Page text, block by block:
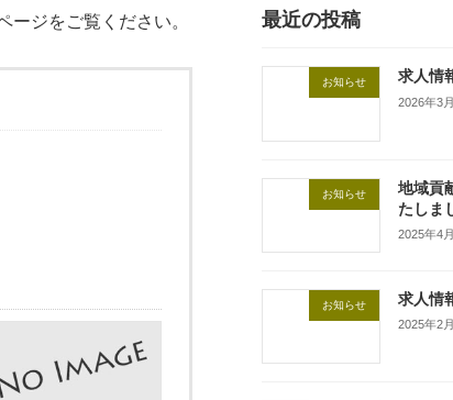
ジをご覧ください。 最近の投稿
お知らせ 求人情
2026年3
お知らせ
地域貢
たしま
2025年4
お知らせ 求人情
2025年2